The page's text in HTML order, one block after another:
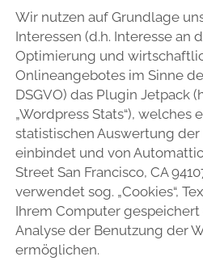
Wir nutzen auf Grundlage
Interessen (d.h. Interesse an
Optimierung und
Onlineangebotes im Sinne
DSGVO) das Plugin Jetpack
„Wordpress Stats“), welches
statistischen Auswertung
einbindet und von
Street San Francisco, CA
verwendet sog. „Cookies“,
Ihrem Computer
Analyse der Benutzung der
ermöglichen.